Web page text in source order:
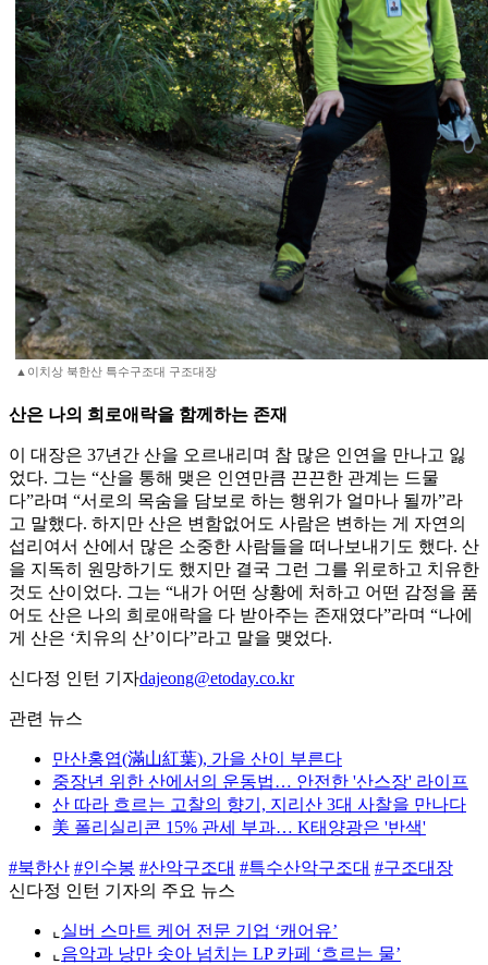
▲이치상 북한산 특수구조대 구조대장
산은 나의 희로애락을 함께하는 존재
이 대장은 37년간 산을 오르내리며 참 많은 인연을 만나고 잃
었다. 그는 “산을 통해 맺은 인연만큼 끈끈한 관계는 드물
다”라며 “서로의 목숨을 담보로 하는 행위가 얼마나 될까”라
고 말했다. 하지만 산은 변함없어도 사람은 변하는 게 자연의
섭리여서 산에서 많은 소중한 사람들을 떠나보내기도 했다. 산
을 지독히 원망하기도 했지만 결국 그런 그를 위로하고 치유한
것도 산이었다. 그는 “내가 어떤 상황에 처하고 어떤 감정을 품
어도 산은 나의 희로애락을 다 받아주는 존재였다”라며 “나에
게 산은 ‘치유의 산’이다”라고 말을 맺었다.
신다정 인턴 기자dajeong@etoday.co.kr
관련 뉴스
만산홍엽(滿山紅葉), 가을 산이 부른다
중장년 위한 산에서의 운동법… 안전한 '산스장' 라이프
산 따라 흐르는 고찰의 향기, 지리산 3대 사찰을 만나다
美 폴리실리콘 15% 관세 부과… K태양광은 '반색'
#북한산 #인수봉 #산악구조대 #특수산악구조대 #구조대장
신다정 인턴 기자의 주요 뉴스
⌞ 실버 스마트 케어 전문 기업 ‘캐어유’
⌞ 음악과 낭만 솟아 넘치는 LP 카페 ‘흐르는 물’